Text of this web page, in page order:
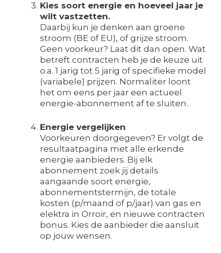
Kies soort energie en hoeveel jaar je
wilt vastzetten.
Daarbij kun je denken aan groene
stroom (BE of EU), of grijze stroom.
Geen voorkeur? Laat dit dan open. Wat
betreft contracten heb je de keuze uit
o.a. 1 jarig tot 5 jarig of specifieke model
(variabele) prijzen. Normaliter loont
het om eens per jaar een actueel
energie-abonnement af te sluiten.
Energie vergelijken
Voorkeuren doorgegeven? Er volgt de
resultaatpagina met alle erkende
energie aanbieders. Bij elk
abonnement zoek jij details
aangaande soort energie,
abonnementstermijn, de totale
kosten (p/maand of p/jaar) van gas en
elektra in Orroir, en nieuwe contracten
bonus. Kies de aanbieder die aansluit
op jouw wensen.